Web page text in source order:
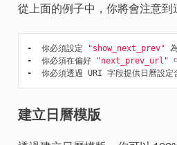
從上面的例子中，你將會注意到
- 你必須設定 "show_next_prev" 為
-
你必須在偏好 "next_prev_url"
-
你必須透過 URI 字段提供日曆設定
建立日曆模版